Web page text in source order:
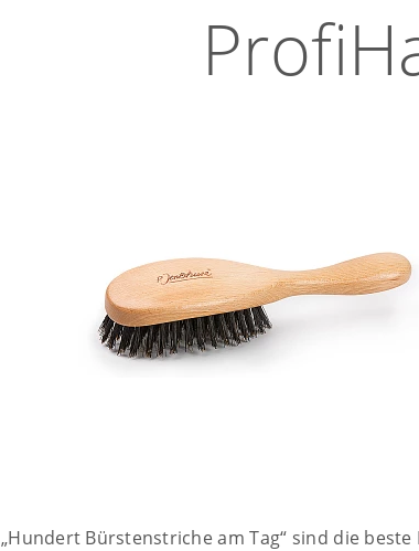
„Hundert Bürstenstriche am Tag“ sind die